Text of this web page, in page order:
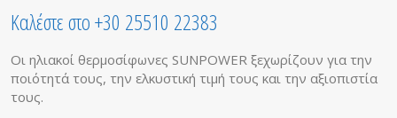
Καλέστε στο +30 25510 22383
Οι ηλιακοί θερμοσίφωνες SUNPOWER ξεχωρίζουν για την
ποιότητά τους, την ελκυστική τιμή τους και την αξιοπιστία
τους.